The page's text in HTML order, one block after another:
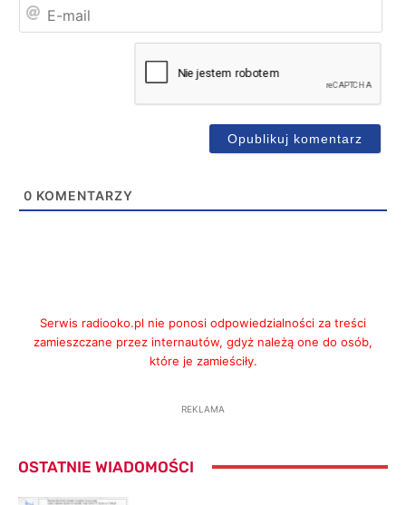
0 KOMENTARZY
Serwis radiooko.pl nie ponosi odpowiedzialności za treści
zamieszczane przez internautów, gdyż należą one do osób,
które je zamieściły.
REKLAMA
OSTATNIE WIADOMOŚCI